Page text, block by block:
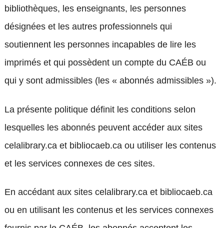
bibliothèques, les enseignants, les personnes
désignées et les autres professionnels qui
soutiennent les personnes incapables de lire les
imprimés et qui possèdent un compte du CAÉB ou
qui y sont admissibles (les « abonnés admissibles »).
La présente politique définit les conditions selon
lesquelles les abonnés peuvent accéder aux sites
celalibrary.ca et bibliocaeb.ca ou utiliser les contenus
et les services connexes de ces sites.
En accédant aux sites celalibrary.ca et bibliocaeb.ca
ou en utilisant les contenus et les services connexes